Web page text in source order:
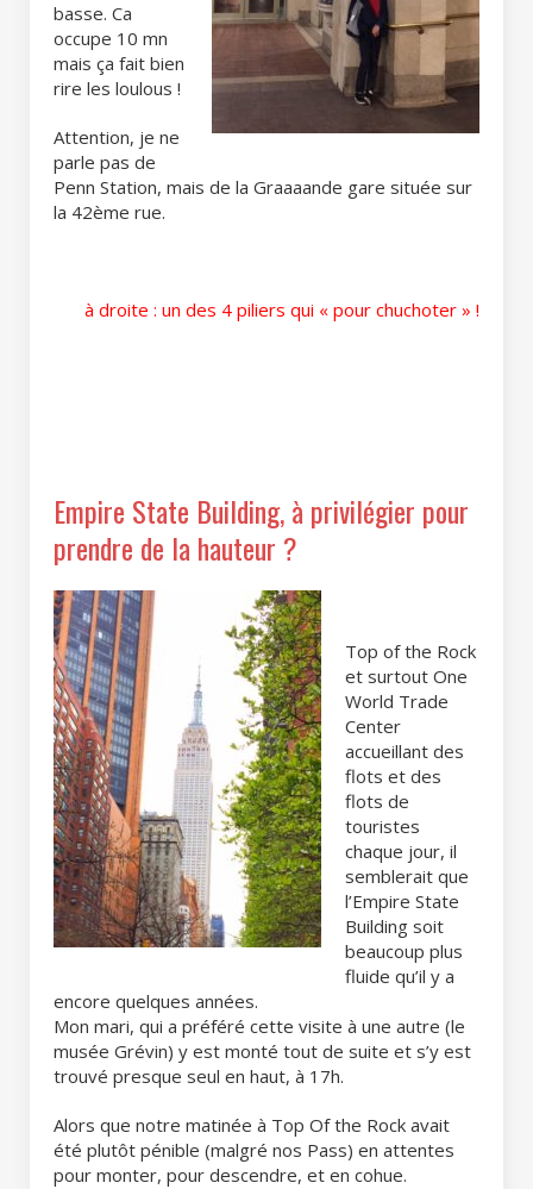
basse. Ca
occupe 10 mn
mais ça fait bien
rire les loulous !
Attention, je ne
parle pas de
Penn Station, mais de la Graaaande gare située sur
la 42ème rue.
à droite : un des 4 piliers qui « pour chuchoter » !
Empire State Building, à privilégier pour
prendre de la hauteur ?
Top of the Rock
et surtout One
World Trade
Center
accueillant des
flots et des
flots de
touristes
chaque jour, il
semblerait que
l’Empire State
Building soit
beaucoup plus
fluide qu’il y a
encore quelques années.
Mon mari, qui a préféré cette visite à une autre (le
musée Grévin) y est monté tout de suite et s’y est
trouvé presque seul en haut, à 17h.
Alors que notre matinée à Top Of the Rock avait
été plutôt pénible (malgré nos Pass) en attentes
pour monter, pour descendre, et en cohue.